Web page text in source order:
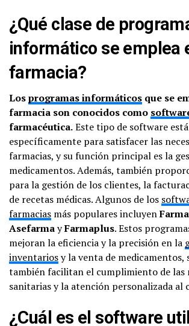
¿Qué clase de
informático se emplea
farmacia?
Losprogramas informáticos que se
farmacia son conocidos como
farmacéutica.Este tipo de software
específicamente para satisfacer las
farmacias, y su función principal es la
medicamentos. Además, también
para la gestión de los clientes, la
de recetas médicas. Algunos de los
farmacias más populares incluyen
AsefarmayFarmaplus. Estos
mejoran la eficiencia y la precisión en la
inventariosy la venta de medicamentos,
también facilitan el cumplimiento de las
sanitarias y la atención personalizada al
¿Cuál es el software